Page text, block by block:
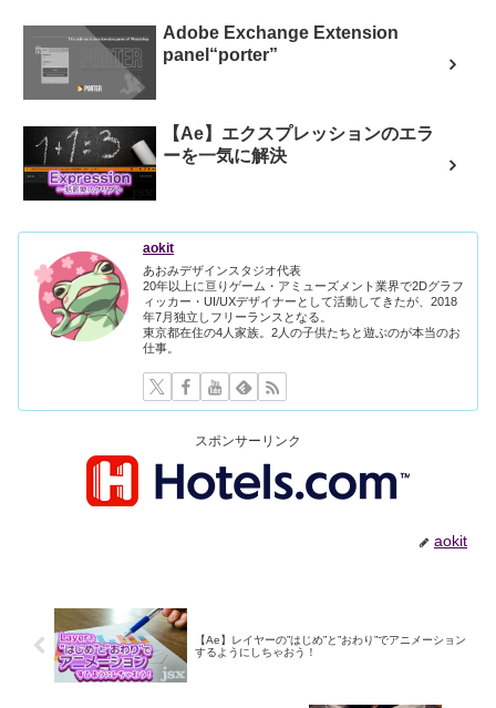
Adobe Exchange Extension
panel“porter”
【Ae】エクスプレッションのエラ
ーを一気に解決
aokit
あおみデザインスタジオ代表
20年以上に亘りゲーム・アミューズメント業界で2Dグラフ
ィッカー・UI/UXデザイナーとして活動してきたが、2018
年7月独立しフリーランスとなる。
東京都在住の4人家族。2人の子供たちと遊ぶのが本当のお
仕事。
スポンサーリンク
aokit
【Ae】レイヤーの”はじめ”と”おわり”でアニメーション
するようにしちゃおう！